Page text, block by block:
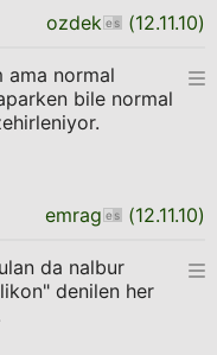
ozdek (12.11.10)
ama normal
bile normal
emrag (12.11.10)
da nalbur
denilen her